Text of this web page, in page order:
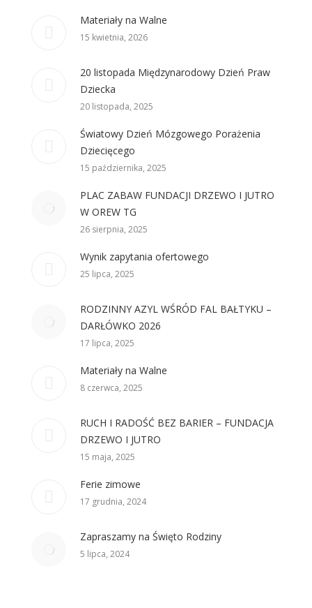
Materiały na Walne
15 kwietnia, 2026
20 listopada Międzynarodowy Dzień Praw
Dziecka
20 listopada, 2025
Światowy Dzień Mózgowego Porażenia
Dziecięcego
15 października, 2025
PLAC ZABAW FUNDACJI DRZEWO I JUTRO
W OREW TG
26 sierpnia, 2025
Wynik zapytania ofertowego
25 lipca, 2025
RODZINNY AZYL WŚRÓD FAL BAŁTYKU –
DARŁÓWKO 2026
17 lipca, 2025
Materiały na Walne
8 czerwca, 2025
RUCH I RADOŚĆ BEZ BARIER – FUNDACJA
DRZEWO I JUTRO
15 maja, 2025
Ferie zimowe
17 grudnia, 2024
Zapraszamy na Święto Rodziny
5 lipca, 2024